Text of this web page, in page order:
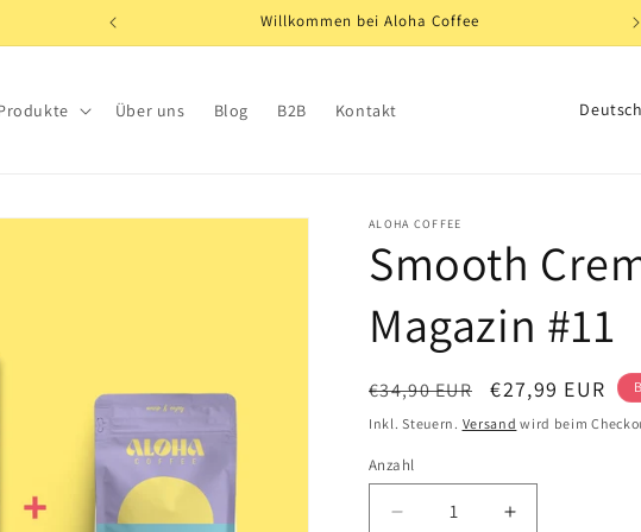
Willkommen bei Aloha Coffee
Über uns Blog B2B Kontakt
/
R
e
i
o
ALOHA COFFEE
Smooth
Magazin #11
Normaler
Preis
€34,90 EUR Verkaufspreis
€27,99 EUR
Inkl. Steuern. Versand wird beim
Anzahl
Verringere
Erhöhe